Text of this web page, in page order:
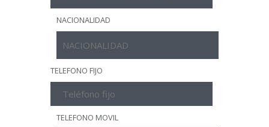
NACIONALIDAD
TELEFONO FIJO
TELEFONO MOVIL